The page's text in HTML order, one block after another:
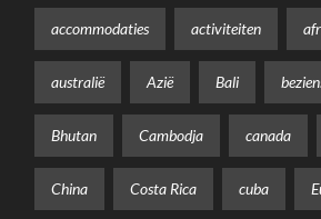
accommodaties activiteiten
australië Azië Bali
Bhutan Cambodja canada
China Costa Rica cuba